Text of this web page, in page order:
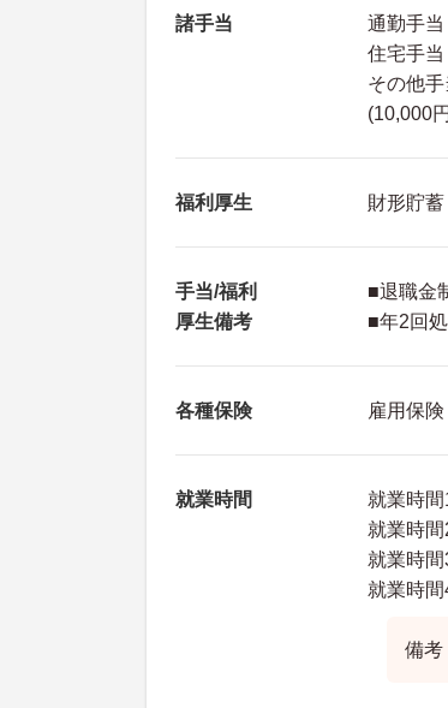
諸手当
通勤手当
住宅手
その他
(10,000
福利厚生 財形貯蓄
手当/福利
厚生備考
■退職金
■年2回
各種保険 雇用保
就業時間
就業時
就業時
就業時
就業時
備考